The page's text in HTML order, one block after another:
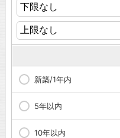
新築/1年内
5年以内
10年以内